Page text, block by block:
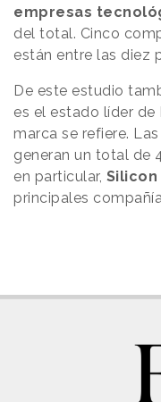
empresas
del total. Cinco
están entre las diez
De este estudio
es el estado líder de
marca se refiere.
generan un total de
en particular, Silicon
principales